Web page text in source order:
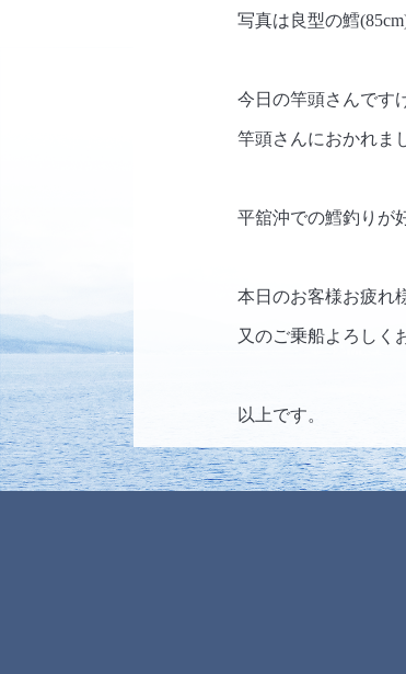
写真は良型の鱈
今日の竿頭さんです
竿頭さんにおかれま
平舘沖での鱈釣りが
本日のお客様お疲れ
又のご乗船よろしく
以上です。